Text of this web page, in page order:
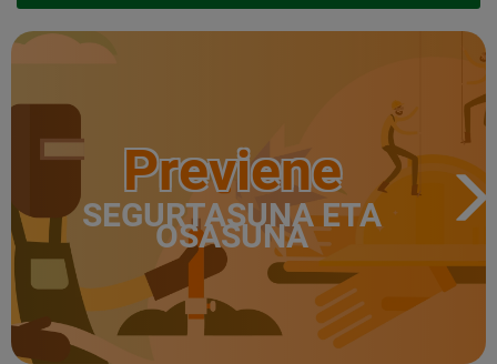
Previene
SEGURTASUNA ETA
OSASUNA